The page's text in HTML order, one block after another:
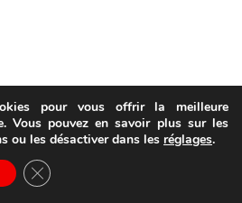
pour vous offrir la meilleure
Vous pouvez en savoir plus sur les
ou les désactiver dans les réglages.
Fermer la bannière des cookies